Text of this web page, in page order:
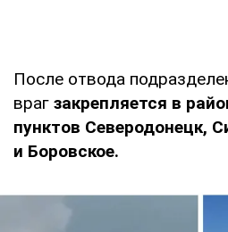
После отвода
враг закрепляется в
пунктов Северодонецк,
и Боровское.